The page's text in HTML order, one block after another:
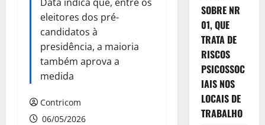
eleitores dos pré-
candidatos à
presidência, a maioria
também aprova a
medida
Contricom
06/05/2026
SOBRE NR
01, QUE
TRATA DE
RISCOS
PSICOSSOC
IAIS NOS
LOCAIS DE
TRABALHO